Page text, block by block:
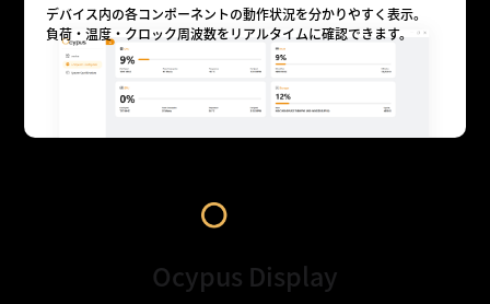
デバイス内の各コンポーネントの動作状況を分かりやすく表示。
負荷・温度・クロック周波数をリアルタイムに確認できます。
Ocypus Display